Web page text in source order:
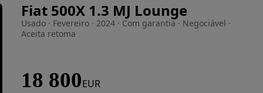
Fiat 500X 1.3 MJ Lounge
Usado · Fevereiro · 2024 · Com garantia · Negociável ·
Aceita retoma
18 800EUR